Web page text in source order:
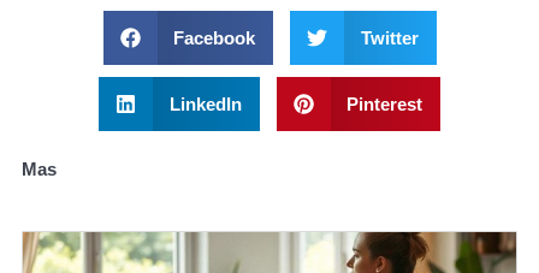
Facebook Twitter
LinkedIn Pinterest
Mas